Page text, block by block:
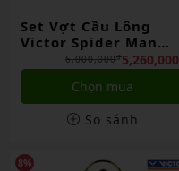
Set Vợt Cầu Lông
Victor Spider Man
Limited
5,260,000
6,000,000₫
Chọn mua
So sánh
8%